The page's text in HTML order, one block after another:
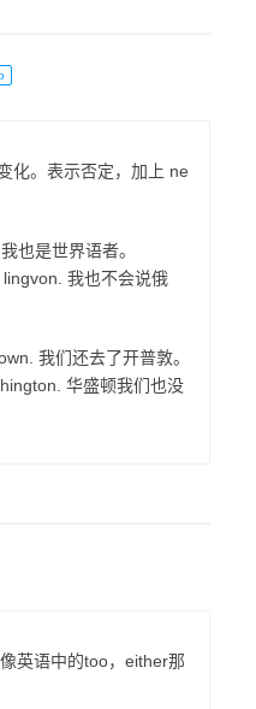
化。表示否定，加上 ne
也是世界语者。
我也不会说俄
我们还去了开普敦。
华盛顿我们也没
英语中的too，either那